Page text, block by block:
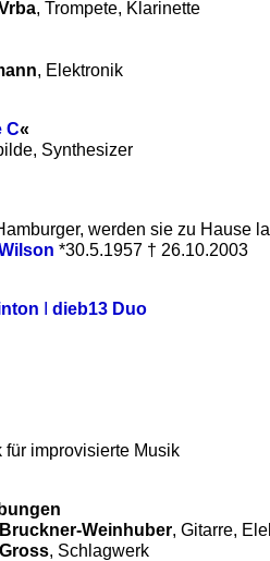
, Trompete, Klarinette
, Elektronik
C«
Synthesizer
werden sie zu Hause
*30.5.1957 † 26.10.2003
dieb13 Duo
für improvisierte Musik
Weinhuber, Gitarre,
, Schlagwerk